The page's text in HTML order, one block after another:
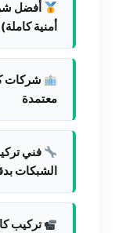
أفضل
أمنية كاملة)
شركات
معتمدة
فني
الشبكات
تركيب